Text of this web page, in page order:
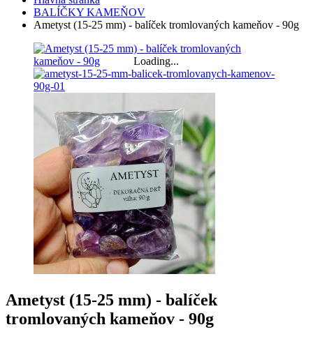
BALÍČKY KAMEŇOV
Ametyst (15-25 mm) - balíček tromlovaných kameňov - 90g
Loading...
Ametyst (15-25 mm) - balíček
tromlovaných kameňov - 90g